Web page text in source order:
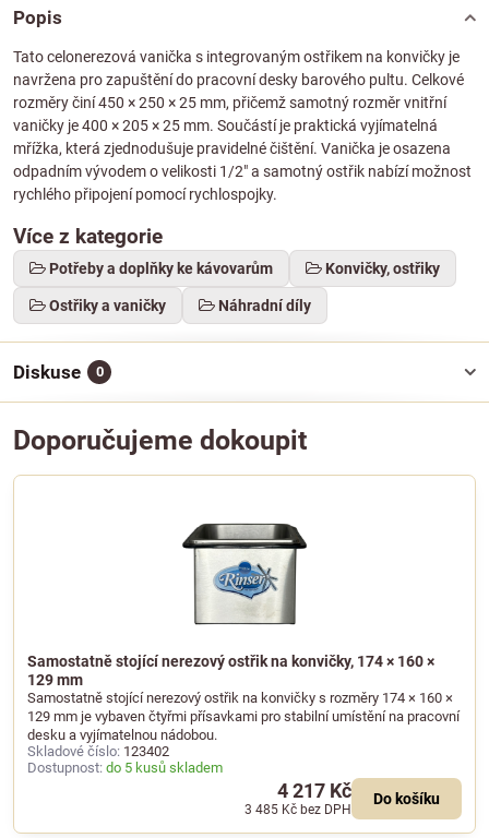
Popis
Tato celonerezová vanička s integrovaným ostřikem na konvičky je
navržena pro zapuštění do pracovní desky barového pultu. Celkové
rozměry činí 450 × 250 × 25 mm, přičemž samotný rozměr vnitřní
vaničky je 400 × 205 × 25 mm. Součástí je praktická vyjímatelná
mřížka, která zjednodušuje pravidelné čištění. Vanička je osazena
odpadním vývodem o velikosti 1/2" a samotný ostřik nabízí možnost
rychlého připojení pomocí rychlospojky.
Více z kategorie
Potřeby a doplňky ke kávovarům Konvičky, ostřiky
Ostřiky a vaničky Náhradní díly
Diskuse 0
Doporučujeme dokoupit
Samostatně stojící nerezový ostřik na konvičky, 174 × 160 ×
129 mm
Samostatně stojící nerezový ostřik na konvičky s rozměry 174 × 160 ×
129 mm je vybaven čtyřmi přísavkami pro stabilní umístění na pracovní
desku a vyjímatelnou nádobou.
Skladové číslo: 123402
Dostupnost: do 5 kusů skladem
4 217 Kč
3 485 Kč bez DPH
Do košíku